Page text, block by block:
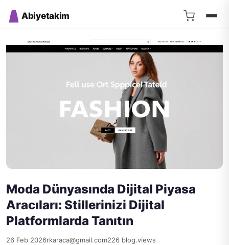
Abiyetakim
Moda Dünyasında Dijital Piyasa
Aracıları: Stillerinizi Dijital
Platformlarda Tanıtın
26 Feb 2026rkaraca@gmail.com226 blog.views